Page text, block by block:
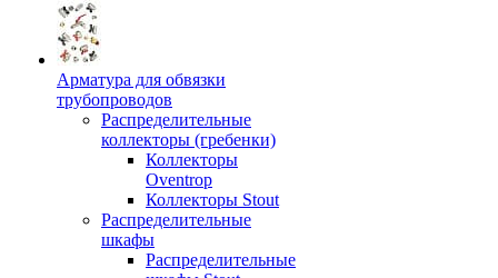
Арматура для обвязки
трубопроводов
Распределительные
коллекторы (гребенки)
Коллекторы
Oventrop
Коллекторы Stout
Распределительные
шкафы
Распределительные